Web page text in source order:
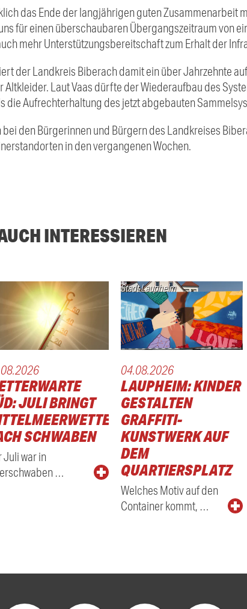
das Ende der langjährigen guten Zusammenarbeit
für einen überschaubaren Übergangszeitraum von
mehr Unterstützungsbereitschaft zum Erhalt der
der Landkreis Biberach damit ein über Jahrzehnte
Laut Vaas dürfte der Wiederaufbau des
die Aufrechterhaltung des jetzt abgebauten
den Bürgerinnen und Bürgern des Landkreises
in den vergangenen Wochen.
INTERESSIEREN
JULI BRINGT
SCHWABEN
Juli war in
…
Stadt Laupheim
04.08.2026
LAUPHEIM: KINDER
GESTALTEN
GRAFFITI-
KUNSTWERK AUF
DEM
QUARTIERSPLATZ
Welches Motiv auf den
Container kommt, …